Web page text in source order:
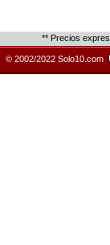
** Precios
© 2002/2022 Solo10.com